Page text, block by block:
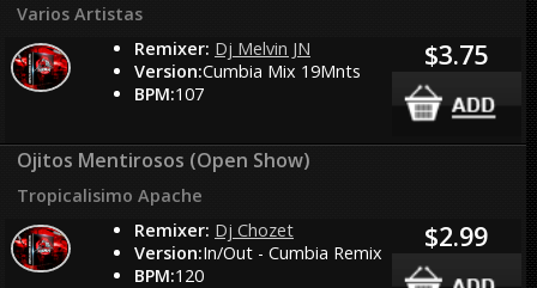
Varios Artistas
Remixer: Dj Melvin JN
Version:Cumbia Mix 19Mnts
BPM:107
$3.75
Ojitos Mentirosos (Open Show)
Tropicalisimo Apache
Remixer: Dj Chozet
Version:In/Out - Cumbia Remix
BPM:120
$2.99